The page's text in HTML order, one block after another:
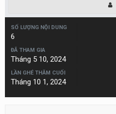
SỐ LƯỢNG NỘI DUNG
6
ĐÃ THAM GIA
Tháng 5 10, 2024
LẦN GHÉ THĂM CUỐI
Tháng 10 1, 2024